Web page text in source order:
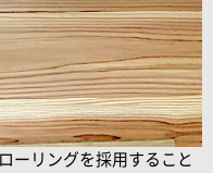
ーリングを採用すること